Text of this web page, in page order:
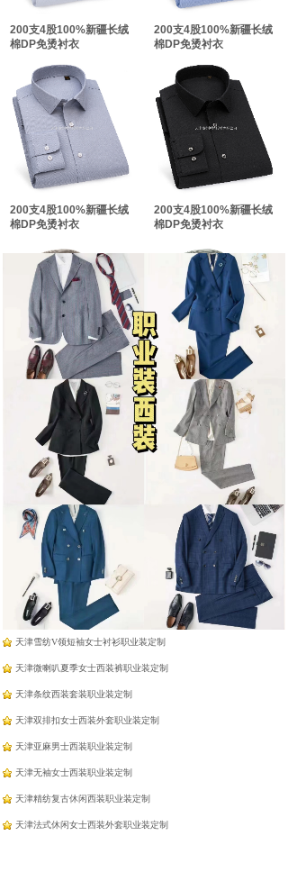
200支4股100%新疆长绒
棉DP免烫衬衣
200支4股100%新疆长绒
棉DP免烫衬衣
200支4股100%新疆长绒
棉DP免烫衬衣
200支4股100%新疆长绒
棉DP免烫衬衣
羽绒蛋白纤维羊绒免烫衬
羽绒蛋白纤维羊绒免烫衬
衣
天津工作服厂家定制
天津雪纺法式飘带衬衫职业装定制
天津面试西装半身裙职业装定制
天津雪纺V领短袖女士衬衫职业装定制
天津微喇叭夏季女士西装裤职业装定制
天津条纹西装套装职业装定制
天津双排扣女士西装外套职业装定制
天津亚麻男士西装职业装定制
天津无袖女士西装职业装定制
天津精纺复古休闲西装职业装定制
天津法式休闲女士西装外套职业装定制